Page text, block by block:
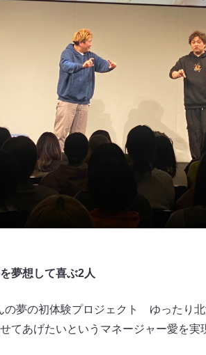
夢想して喜ぶ2人
夢の初体験プロジェクト ゆったり北
てあげたいというマネージャー愛を